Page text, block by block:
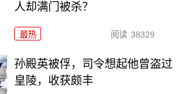
人却满门被杀？
最热 阅读 38329
孙殿英被俘，司令想起他曾盗过
皇陵，收获颇丰